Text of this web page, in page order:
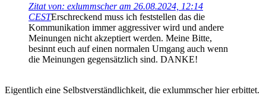
Zitat von: exlummscher am 26.08.2024, 12:14
CESTErschreckend muss ich feststellen das die
Kommunikation immer aggressiver wird und andere
Meinungen nicht akzeptiert werden. Meine Bitte,
besinnt euch auf einen normalen Umgang auch wenn
die Meinungen gegensätzlich sind. DANKE!
Eigentlich eine Selbstverständlichkeit, die exlummscher hier erbittet.